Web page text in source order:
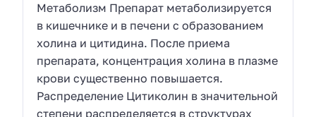
Метаболизм Препарат метаболизируется
в кишечнике и в печени с образованием
холина и цитидина. После приема
препарата, концентрация холина в плазме
крови существенно повышается.
Распределение Цитиколин в значительной
степени распределяется в структурах